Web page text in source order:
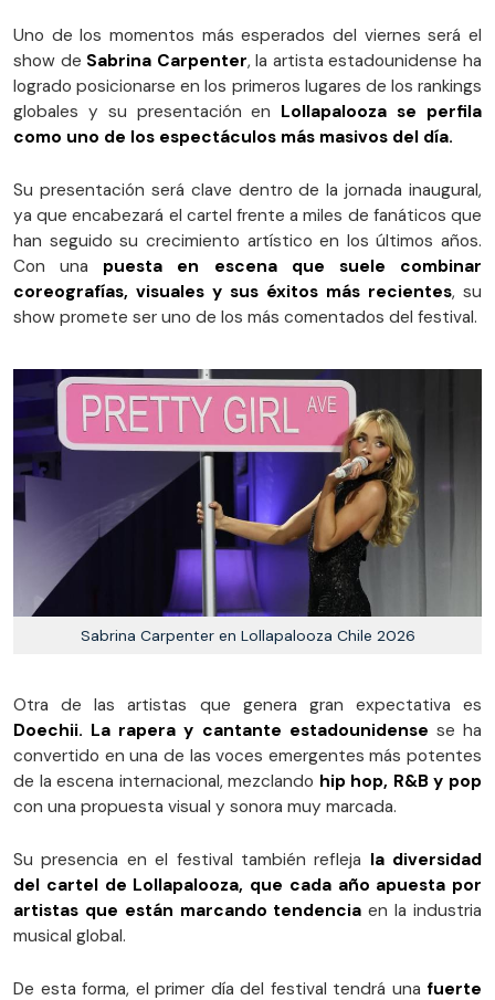
Uno de los momentos más esperados del viernes será el
show de Sabrina Carpenter, la artista estadounidense ha
logrado posicionarse en los primeros lugares de los rankings
globales y su presentación en Lollapalooza se perfila
como uno de los espectáculos más masivos del día.
Su presentación será clave dentro de la jornada inaugural,
ya que encabezará el cartel frente a miles de fanáticos que
han seguido su crecimiento artístico en los últimos años.
Con una puesta en escena que suele combinar
coreografías, visuales y sus éxitos más recientes, su
show promete ser uno de los más comentados del festival.
Sabrina Carpenter en Lollapalooza Chile 2026
Otra de las artistas que genera gran expectativa es
Doechii. La rapera y cantante estadounidense se ha
convertido en una de las voces emergentes más potentes
de la escena internacional, mezclando hip hop, R&B y pop
con una propuesta visual y sonora muy marcada.
Su presencia en el festival también refleja la diversidad
del cartel de Lollapalooza, que cada año apuesta por
artistas que están marcando tendencia en la industria
musical global.
De esta forma, el primer día del festival tendrá una fuerte